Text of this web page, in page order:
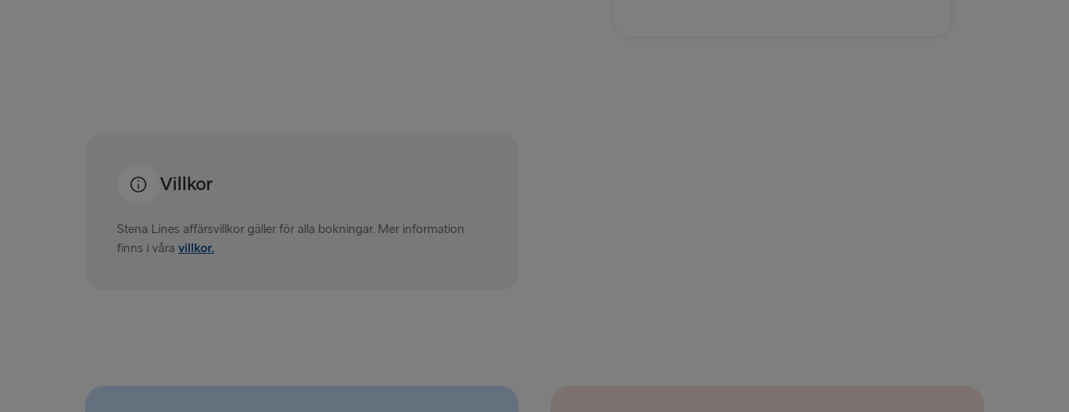
Villkor
Stena Lines affärsvillkor gäller för alla bokningar. Mer information
finns i våra villkor.